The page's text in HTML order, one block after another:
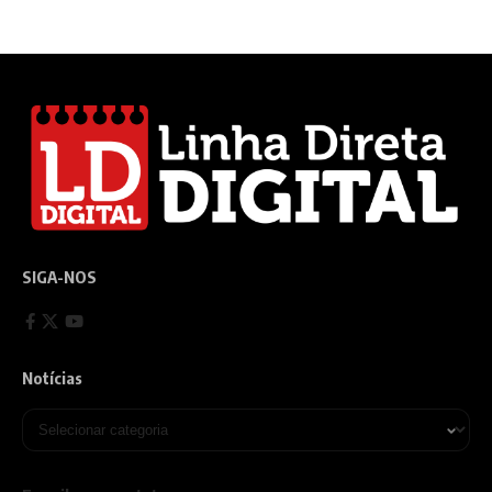
SIGA-NOS
Notícias